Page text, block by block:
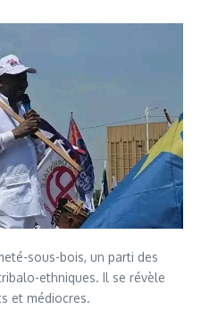
sous-bois, un parti des
ethniques. Il se révèle
et médiocres.